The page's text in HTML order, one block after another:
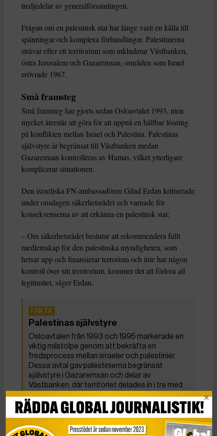
tredjedelar av generalförsamlingen.
Frågan om en palestinsk stat har länge varit en källa till
spänningar och komplexa förhandlingar. Palestinierna
strävar efter ett territorium som inkluderar Västbanken,
östra Jerusalem och Gazaremsan, områden som Israel
erövrade 1967.
Små framsteg
Små framsteg har gjorts sedan Osloavtalet 1993, men
mycket återstår att göra för att uppnå en hållbar lösning
på konflikten mellan Israel och Palestina. Palestinas
självstyre är begränsat till Västbanken medan
Gazaremsan kontrolleras av Hamas, vilket ytterligare
komplicerar situationen.
Den israeliska FN-ambassadören Gilad Erdan kritiserade
under onsdagen säkerhetsrådet och varnade för
konsekvenserna av att erkänna en palestinsk stat:
– Om säkerhetsrådet beslutar att rekommendera fullt
medlemskap för den palestinska myndigheten, som
hetsar upp och finansierar terrorism och inte har någon
kontroll över sitt territorium, kommer det att förlora all
legitimitet, säger Erdan.
Palestinas självstyre
Osloavtalen från 1993 och 1995 markerade en
viktig milstolpe genom att bekräfta en
fredsprocess mellan israeler och palestinier.
Dessa avtal gav palestinierna begränsat
självstyre i Gazaremsan och delar av
Västbanken, där territoriet delades in i tre med
varierande grader av palestinskt självstyre.
Trots ambitionen att slutföra förhandlingarna
om Västbankens och Gazas permanenta status
och andra centrala frågor har dessa frågor inte